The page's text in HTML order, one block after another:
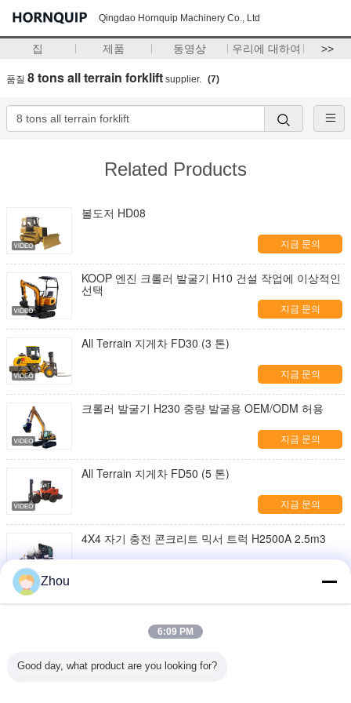
Qingdao Hornquip Machinery Co., Ltd
집 제품 동영상 우리에 대하여 >>
품질 8 tons all terrain forklift supplier. (7)
Related Products
볼도저 HD08
지금 문의
KOOP 엔진 크롤러 발굴기 H10 건설 작업에 이상적인
선택
지금 문의
All Terrain 지게차 FD30 (3 톤)
지금 문의
크롤러 발굴기 H230 중량 발굴용 OEM/ODM 허용
지금 문의
All Terrain 지게차 FD50 (5 톤)
지금 문의
4X4 자기 충전 콘크리트 믹서 트럭 H2500A 2.5m3
행성 변속기 휠 로더 ZL50 5-6 톤 162 KW
내구성 앞부하자동부하 콘크리트 믹서 트럭 H4000A
Zhou
6:09 PM
Good day, what product are you looking for?